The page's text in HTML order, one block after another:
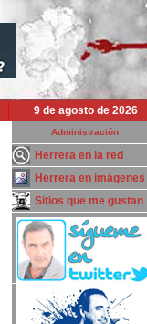
9 de agosto de 2026
Administración
Herrera en la red
Herrera en imágenes
Sitios que me gustan